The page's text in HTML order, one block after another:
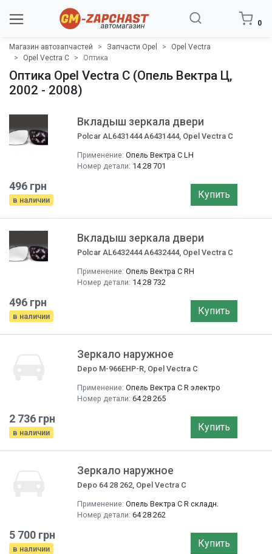
0
Магазин автозапчастей Запчасти Opel
Opel Vectra
Opel Vectra C
Оптика
Оптика Opel Vectra C (Опель Вектра Ц,
2002 - 2008)
Вкладыш зеркала двери
Polcar AL6431444 A6431444, Opel Vectra C
Применение: Опель Вектра C LH
Номер детали: 14 28 701
496 грн
в наличии Купить
Вкладыш зеркала двери
Polcar AL6432444 A6432444, Opel Vectra C
Применение: Опель Вектра C RH
Номер детали: 14 28 732
496 грн
в наличии Купить
Зеркало наружное
Depo M-966EHP-R, Opel Vectra C
Применение: Опель Вектра C R электро
Номер детали: 64 28 265
2 736 грн
в наличии Купить
Зеркало наружное
Depo 64 28 262, Opel Vectra C
Применение: Опель Вектра C R складн.
Номер детали: 64 28 262
5 700 грн
в наличии Купить